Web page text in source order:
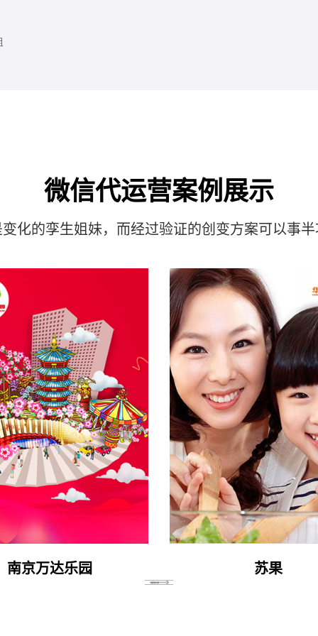
微信代运营案例展示
化的孪生姐妹，而经过验证的创变方案可以事
南京万达乐园 苏果